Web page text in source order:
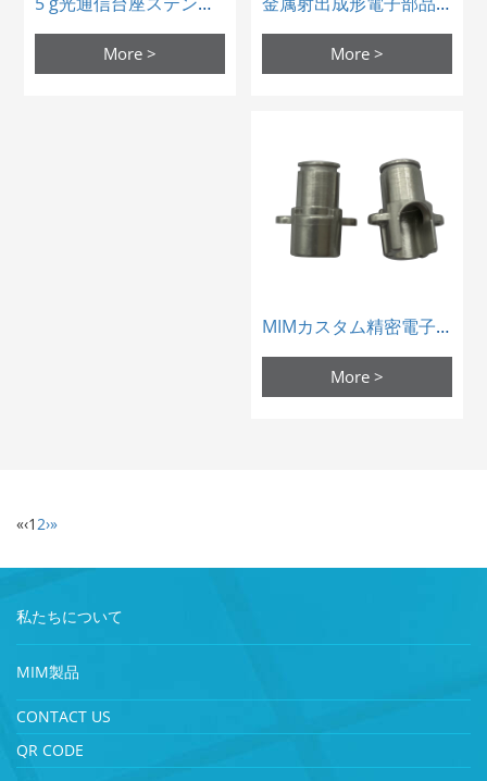
More > More >
MIMカスタム精密電子イヤホン回転軸
More >
«‹12›»
私たちについて
MIM製品
CONTACT US
QR CODE